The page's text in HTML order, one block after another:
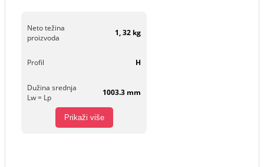
Neto težina
proizvoda
1, 32 kg
Profil H
Dužina srednja
Lw = Lp
1003.3 mm
Prikaži više